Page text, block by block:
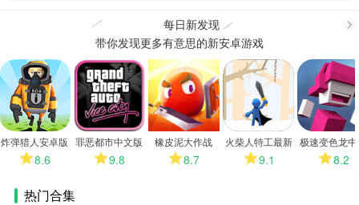
每日新发现
更
多
带你发现更多有意思的新安卓游戏
炸弹猎人安卓版
8.6
罪恶都市中文版
9.8
橡皮泥大作战
2026
8.7
火柴人特工最新
版9.1
极速变色龙
版8.2
热门合集